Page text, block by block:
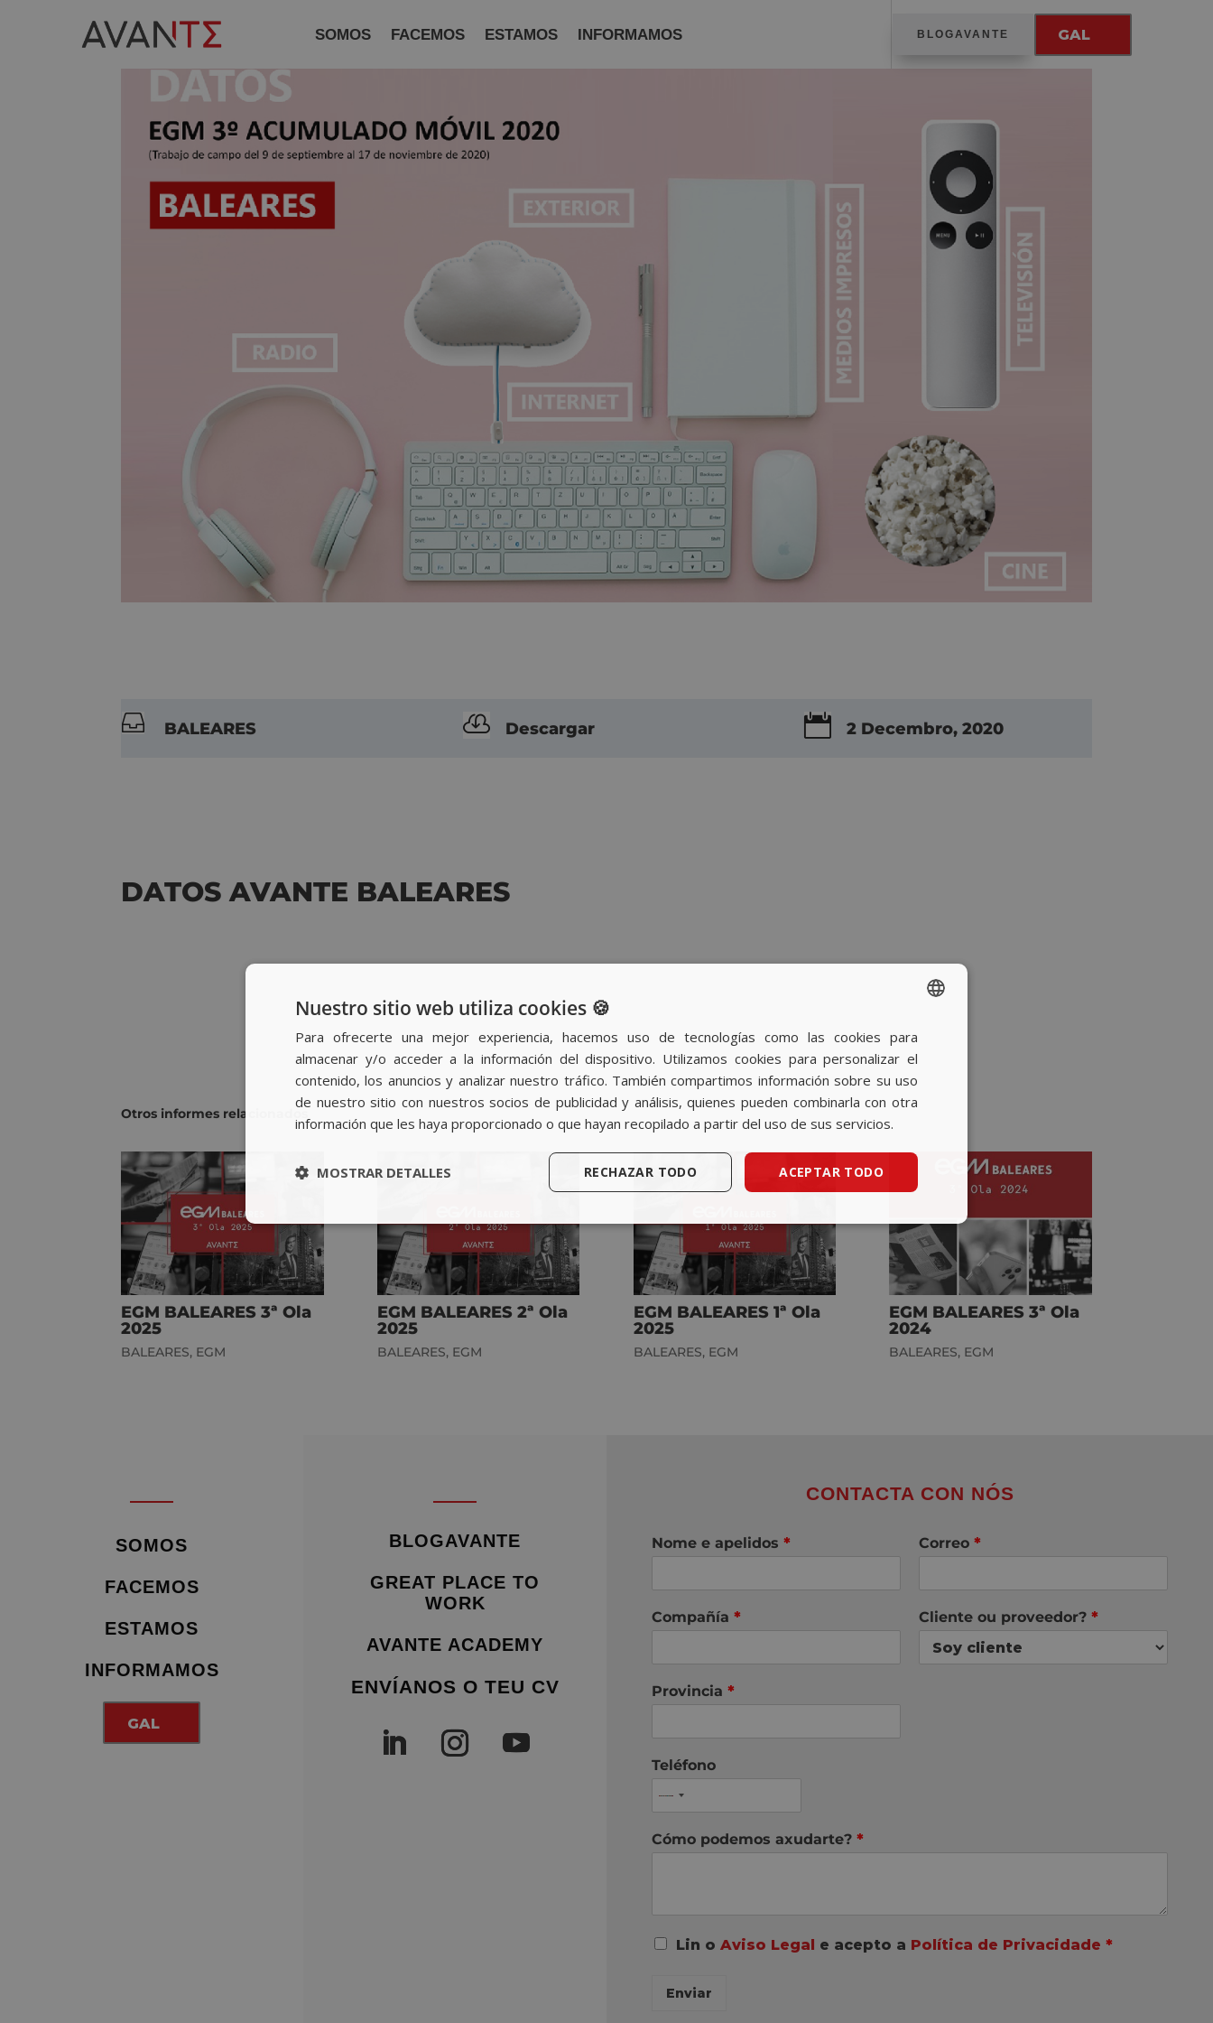
SOMOS FACEMOS ESTAMOS INFORMAMOS BLOGAVANTE GAL
 BALEARES  Descargar  2 Decembro, 2020
DATOS AVANTE BALEARES
DESCARGAR INFORME
Otros informes relacionados
EGM BALEARES 3ª Ola
2025
BALEARES, EGM
EGM BALEARES 2ª Ola
2025
BALEARES, EGM
EGM BALEARES 1ª Ola
2025
BALEARES, EGM
EGM BALEARES 3ª Ola
2024
BALEARES, EGM
SOMOS
FACEMOS
ESTAMOS
INFORMAMOS
GAL
BLOGAVANTE
GREAT PLACE TO
WORK
AVANTE ACADEMY
ENVÍANOS O TEU CV
CONTACTA CON NÓS
Nome e apelidos * Correo *
Compañía * Cliente ou proveedor? *
Provincia *
Teléfono
Cómo podemos axudarte? *
A
Lin o Aviso Legal e acepto a Política de Privacidade *
Enviar
SPANISH
BASQUE
CATALAN
ENGLISH
Nuestro sitio web utiliza cookies 🍪
Para ofrecerte una mejor experiencia, hacemos uso de tecnologías como las cookies para
almacenar y/o acceder a la información del dispositivo. Utilizamos cookies para personalizar el
contenido, los anuncios y analizar nuestro tráfico. También compartimos información sobre su uso
de nuestro sitio con nuestros socios de publicidad y análisis, quienes pueden combinarla con otra
información que les haya proporcionado o que hayan recopilado a partir del uso de sus servicios.
ACEPTAR TODO
RECHAZAR TODO
MOSTRAR DETALLES